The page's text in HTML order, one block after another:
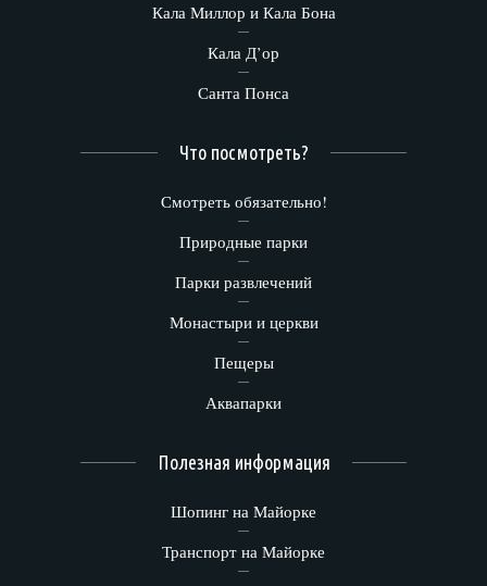
Кала Миллор и Кала Бона
Кала Д’ор
Санта Понса
Что посмотреть?
Смотреть обязательно!
Природные парки
Парки развлечений
Монастыри и церкви
Пещеры
Аквапарки
Полезная информация
Шопинг на Майорке
Транспорт на Майорке